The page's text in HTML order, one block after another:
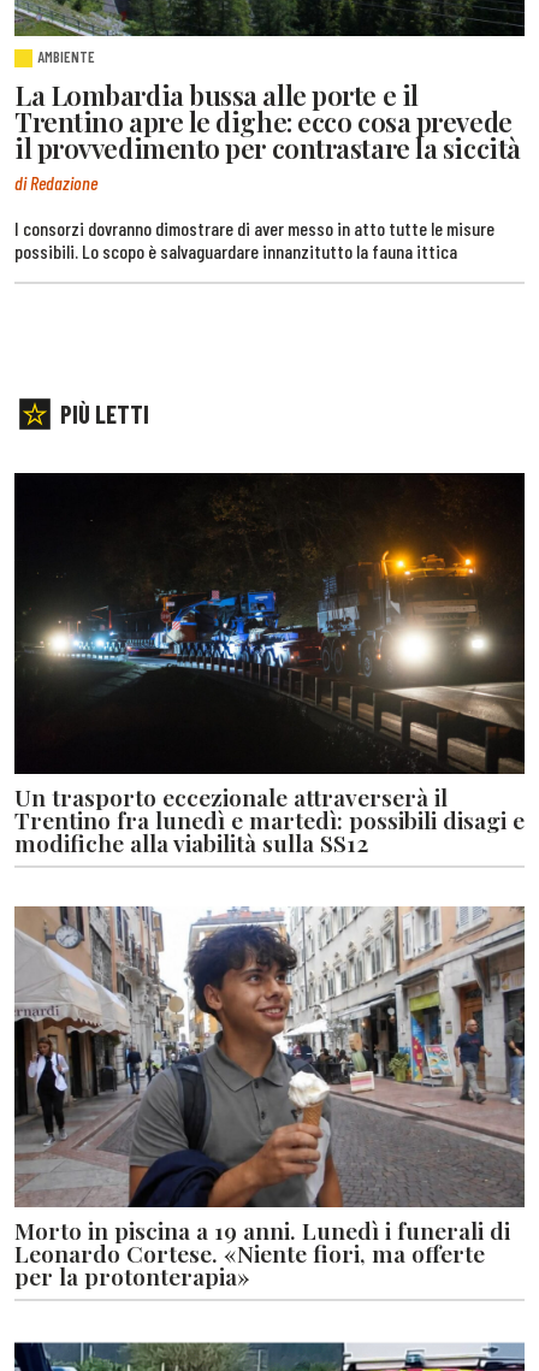
AMBIENTE
La Lombardia bussa alle porte e il
Trentino apre le dighe: ecco cosa prevede
il provvedimento per contrastare la siccità
di Redazione
I consorzi dovranno dimostrare di aver messo in atto tutte le misure
possibili. Lo scopo è salvaguardare innanzitutto la fauna ittica
PIÙ LETTI
Un trasporto eccezionale attraverserà il
Trentino fra lunedì e martedì: possibili disagi e
modifiche alla viabilità sulla SS12
Morto in piscina a 19 anni. Lunedì i funerali di
Leonardo Cortese. «Niente fiori, ma offerte
per la protonterapia»